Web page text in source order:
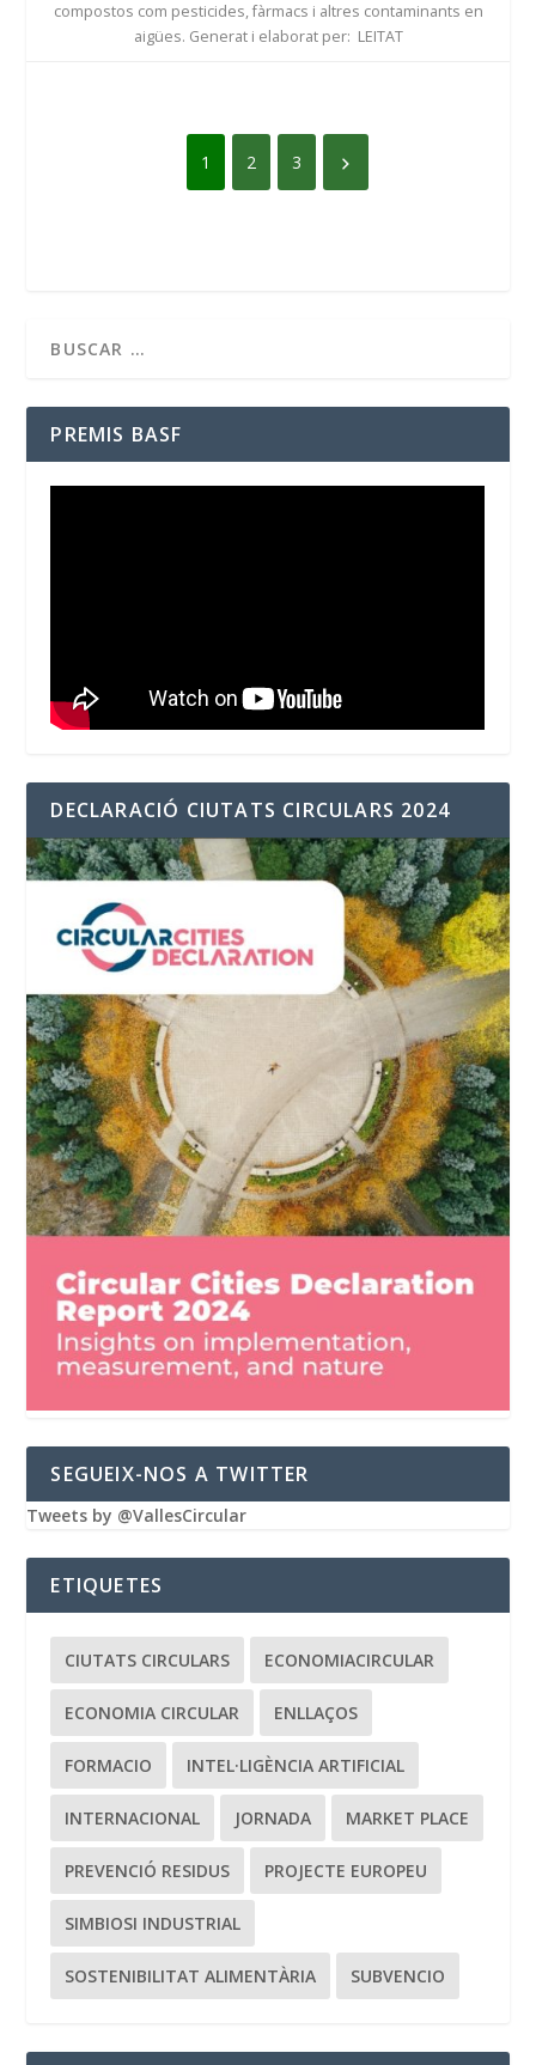
compostos com pesticides, fàrmacs i altres contaminants en
aigües. Generat i elaborat per: LEITAT
1 2 3
PREMIS BASF
DECLARACIÓ CIUTATS CIRCULARS 2024
SEGUEIX-NOS A TWITTER
Tweets by @VallesCircular
ETIQUETES
CIUTATS CIRCULARS ECONOMIACIRCULAR
ECONOMIA CIRCULAR ENLLAÇOS
FORMACIO INTEL·LIGÈNCIA ARTIFICIAL
INTERNACIONAL JORNADA MARKET PLACE
PREVENCIÓ RESIDUS PROJECTE EUROPEU
SIMBIOSI INDUSTRIAL
SOSTENIBILITAT ALIMENTÀRIA SUBVENCIO